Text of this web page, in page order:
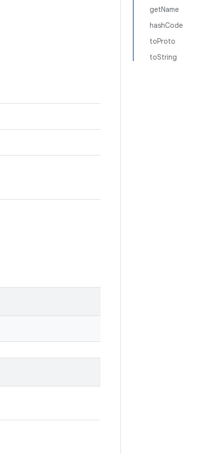
getName
hashCode
toProto
toString